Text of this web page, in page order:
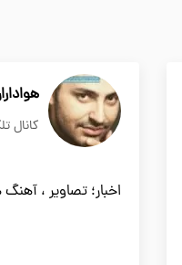
کانال
اخبار؛ تصاویر ،